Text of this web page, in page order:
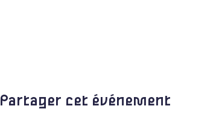
Partager cet événement